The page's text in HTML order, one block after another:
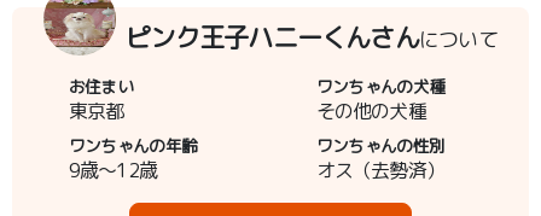
ピンク王子ハニーくんさんについて
お住まい
東京都
ワンちゃんの犬種
その他の犬種
ワンちゃんの年齢
9歳～12歳
ワンちゃんの性別
オス（去勢済）